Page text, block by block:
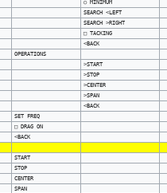
○ MINIMUM
SEARCH <LEFT
SEARCH >RIGHT
□ TACKING
<BACK
OPERATIONS
>START
>STOP
>CENTER
>SPAN
<BACK
SET FREQ
□ DRAG ON
<BACK
START
STOP
CENTER
SPAN